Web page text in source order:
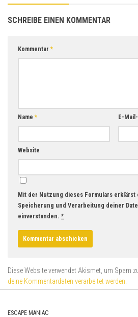
SCHREIBE EINEN KOMMENTAR
Kommentar*
Name* E-
Website
Mit der Nutzung dieses Formulars erklärst
Speicherung und Verarbeitung deiner
einverstanden. *
Diese Website verwendet Akismet, um Spam
deine Kommentardaten verarbeitet werden.
ESCAPE MANIAC